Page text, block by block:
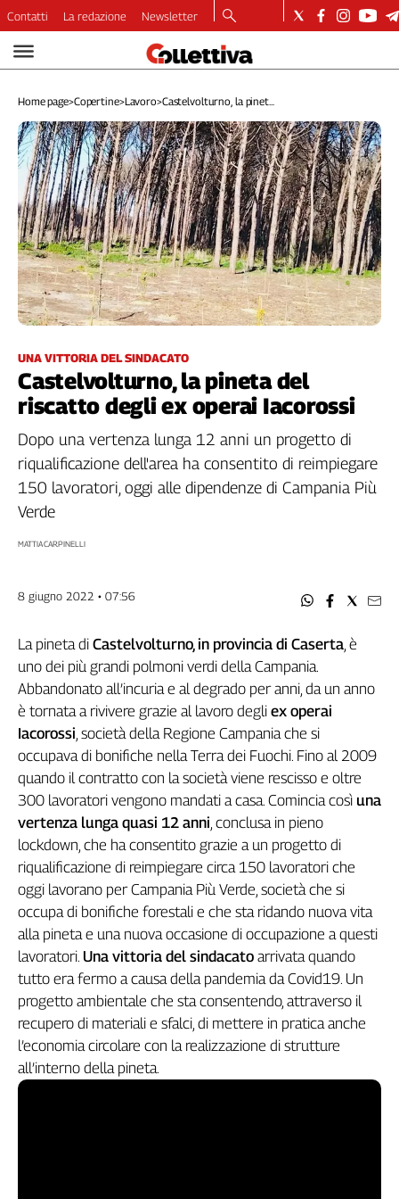
Video
Dirette
Longform
Copertine
Economia
Lavoro
Ambiente
Diritti
Welfare
Italia
Internazionale
Categorie
Filcams
Filctem
Fillea
Filt
Fiom
Flai
Fp
Slc
Spi
Inca
Caaf
Speciali
G8
di
Genova,
il
sangue
della
ragione
120
anni
Cgil
Collettiva
Academy
Collettiva
Play
Rubriche
Contatti La redazione Newsletter
Home page>Copertine>Lavoro>Castelvolturno, la pinet...
UNA VITTORIA DEL SINDACATO
Castelvolturno, la pineta del
riscatto degli ex operai Iacorossi
Dopo una vertenza lunga 12 anni un progetto di
riqualificazione dell'area ha consentito di reimpiegare
150 lavoratori, oggi alle dipendenze di Campania Più
Verde
MATTIA CARPINELLI
8 giugno 2022 • 07:56
La pineta di Castelvolturno, in provincia di Caserta, è
uno dei più grandi polmoni verdi della Campania.
Abbandonato all’incuria e al degrado per anni, da un anno
è tornata a rivivere grazie al lavoro degli ex operai
Iacorossi, società della Regione Campania che si
occupava di bonifiche nella Terra dei Fuochi. Fino al 2009
quando il contratto con la società viene rescisso e oltre
300 lavoratori vengono mandati a casa. Comincia così una
vertenza lunga quasi 12 anni, conclusa in pieno
lockdown, che ha consentito grazie a un progetto di
riqualificazione di reimpiegare circa 150 lavoratori che
oggi lavorano per Campania Più Verde, società che si
occupa di bonifiche forestali e che sta ridando nuova vita
alla pineta e una nuova occasione di occupazione a questi
lavoratori. Una vittoria del sindacato arrivata quando
tutto era fermo a causa della pandemia da Covid19. Un
progetto ambientale che sta consentendo, attraverso il
recupero di materiali e sfalci, di mettere in pratica anche
l’economia circolare con la realizzazione di strutture
all’interno della pineta.